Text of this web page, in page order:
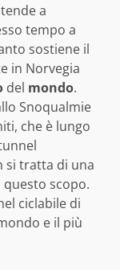
a
tempo a
sostiene il
in Norvegia
del mondo.
Snoqualmie
che è lungo
si tratta di una
scopo.
ciclabile di
e il più